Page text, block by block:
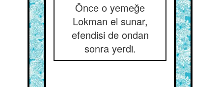
Önce o yemeğe
Lokman el sunar,
efendisi de ondan
sonra yerdi.